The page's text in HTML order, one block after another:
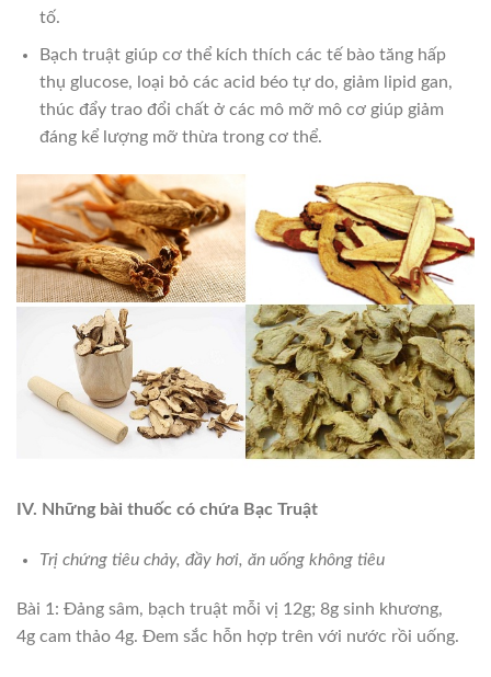
tố.
Bạch truật giúp cơ thể kích thích các tế bào tăng hấp
thụ glucose, loại bỏ các acid béo tự do, giảm lipid gan,
thúc đẩy trao đổi chất ở các mô mỡ mô cơ giúp giảm
đáng kể lượng mỡ thừa trong cơ thể.
IV. Những bài thuốc có chứa Bạc Truật
Trị chứng tiêu chảy, đầy hơi, ăn uống không tiêu
Bài 1: Đảng sâm, bạch truật mỗi vị 12g; 8g sinh khương,
4g cam thảo 4g. Đem sắc hỗn hợp trên với nước rồi uống.